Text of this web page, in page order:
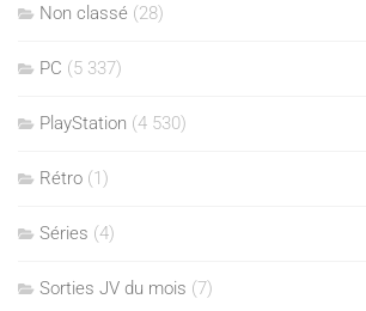
Non classé (28)
PC (5 337)
PlayStation (4 530)
Rétro (1)
Séries (4)
Sorties JV du mois (7)